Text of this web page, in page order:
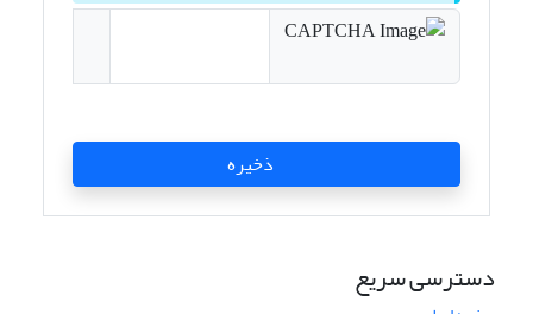
ذخیره
دسترسی سریع